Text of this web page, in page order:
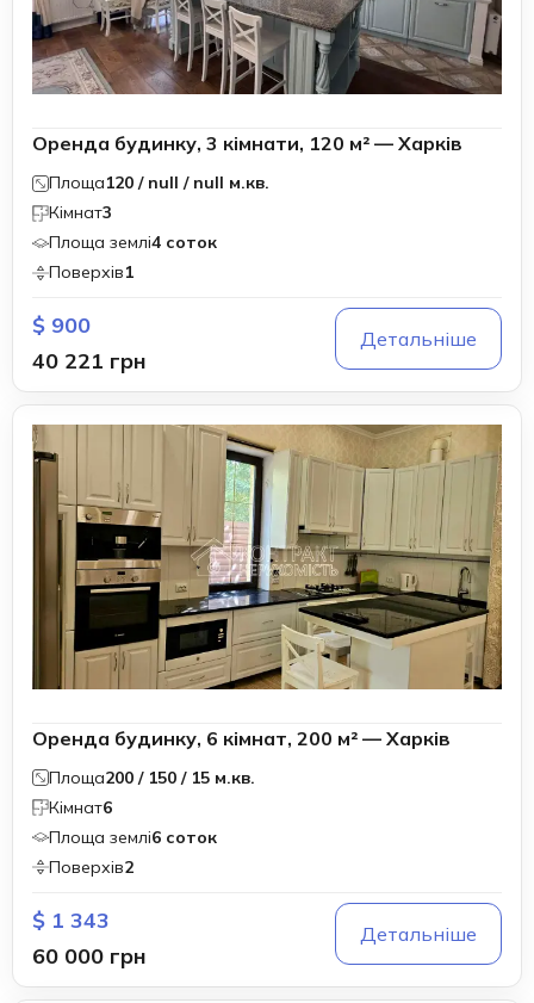
Оренда будинку, 3 кімнати, 120 м² — Харків
Площа120 / null / null м.кв.
Кімнат3
Площа землі4 соток
Поверхів1
$ 900
40 221 грн
Детальніше
Оренда будинку, 6 кімнат, 200 м² — Харків
Площа200 / 150 / 15 м.кв.
Кімнат6
Площа землі6 соток
Поверхів2
$ 1 343
60 000 грн
Детальніше